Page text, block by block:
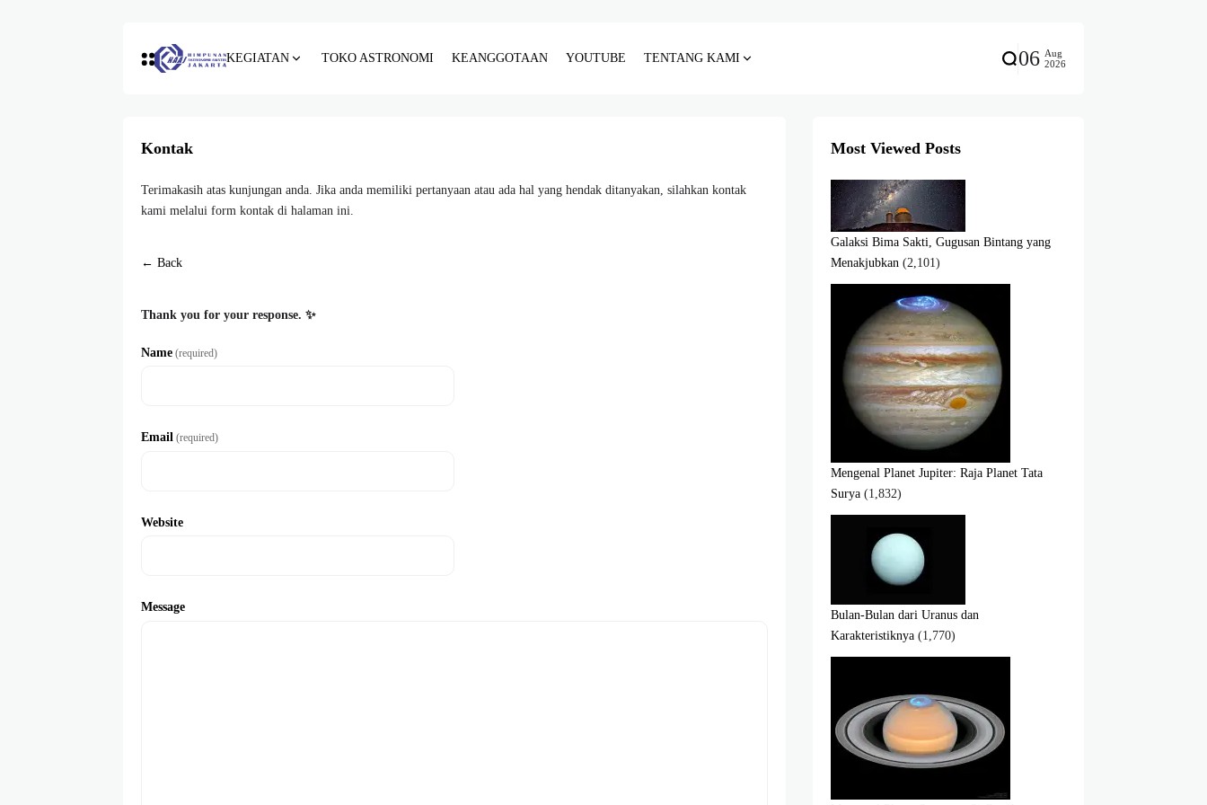
KEGIATAN TOKO ASTRONOMI KEANGGOTAAN YOUTUBE TENTANG KAMI 06 Aug
2026
Kontak
Terimakasih atas kunjungan anda. Jika anda memiliki pertanyaan atau ada hal yang hendak ditanyakan, silahkan kontak
kami melalui form kontak di halaman ini.
← Back
Thank you for your response. ✨
Name (required)
Email (required)
Website
Message
Most Viewed Posts
Galaksi Bima Sakti, Gugusan Bintang yang
Menakjubkan (2,101)
Mengenal Planet Jupiter: Raja Planet Tata
Surya (1,832)
Bulan-Bulan dari Uranus dan
Karakteristiknya (1,770)